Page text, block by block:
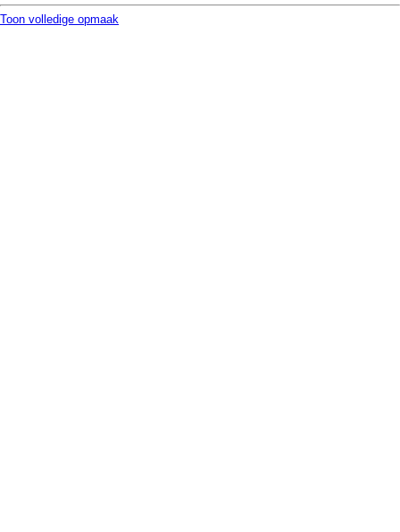
Toon volledige opmaak